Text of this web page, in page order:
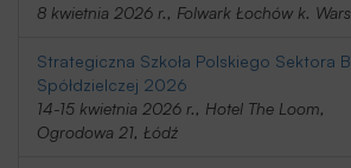
8 kwietnia 2026 r., Folwark Łochów k.
Strategiczna Szkoła Polskiego Sektora
Spółdzielczej 2026
14-15 kwietnia 2026 r., Hotel The Loom,
Ogrodowa 21, Łódź